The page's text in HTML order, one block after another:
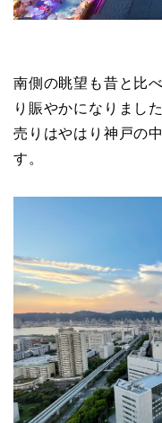
南側の眺望も昔と比
り賑やかになりまし
売りはやはり神戸の
す。